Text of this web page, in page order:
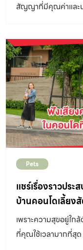
สัญญาที่มีคุณค่าและน่
หมายมากยิ่งขึ้น เรา
ดีที่สุด..ตลอดไป สำห
“ครอบครัว” อาจไม่
ยังหมายรวมไปถึง “สั
ครอบครัวให้สมบูรณ์
เพื่อเป็นสมาชิกในคร
เฉพาะในสังคมเมือง
โสด หรือไม่มีลูก แล
แบบวิถีชีวิตที่เปลี่ยนไ
เมือง จึงเป็นปัจจัย
สนใจ และนำไปเป็นโ
กับความต้องการข
ผ่านมา ผู้พัฒนาอสังห
ออกแบบคอนโดมิเนี
Pets
แชร์เรื่องราวปร
บ้านคอนโดเลี้ยง
เพราะความสุขอยู่ใก
ที่คุณใช้เวลามากที่สุ